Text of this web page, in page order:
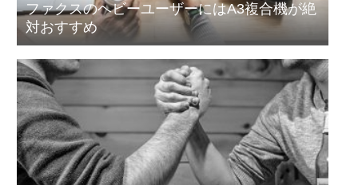
ファクスのヘビーユーザーにはA3複合機が絶
対おすすめ